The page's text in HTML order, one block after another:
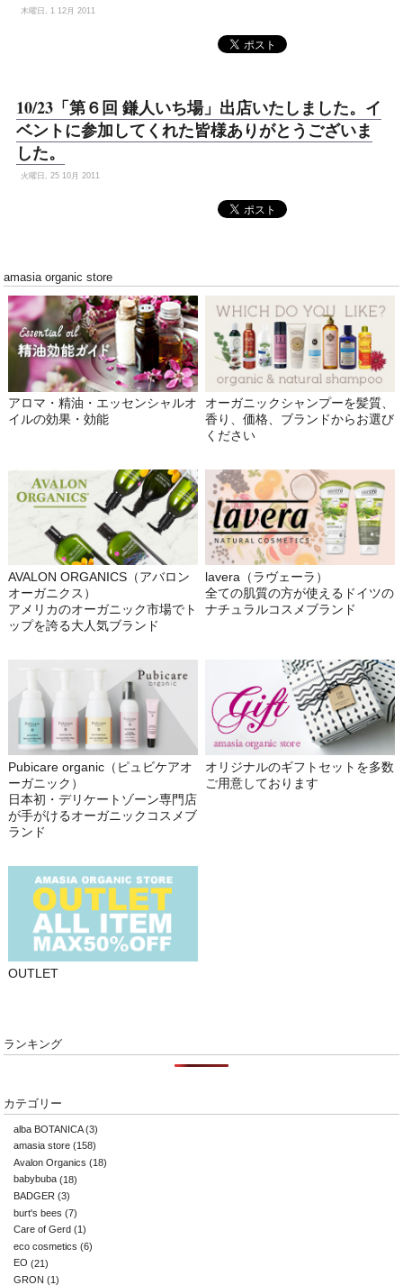
木曜日, 1 12月 2011
10/23「第６回 鎌人いち場」出店いたしました。イ
ベントに参加してくれた皆様ありがとうございま
した。
火曜日, 25 10月 2011
amasia organic store
アロマ・精油・エッセンシャルオ
イルの効果・効能
オーガニックシャンプーを髪質、
香り、価格、ブランドからお選び
ください
AVALON ORGANICS（アバロン
オーガニクス）
アメリカのオーガニック市場でト
ップを誇る大人気ブランド
lavera（ラヴェーラ）
全ての肌質の方が使えるドイツの
ナチュラルコスメブランド
Pubicare organic（ピュビケアオ
ーガニック）
日本初・デリケートゾーン専門店
が手がけるオーガニックコスメブ
ランド
オリジナルのギフトセットを多数
ご用意しております
OUTLET
ランキング
カテゴリー
alba BOTANICA(3)
amasia store (158)
Avalon Organics (18)
babybuba (18)
BADGER (3)
burt's bees (7)
Care of Gerd (1)
eco cosmetics (6)
EO (21)
GRON (1)